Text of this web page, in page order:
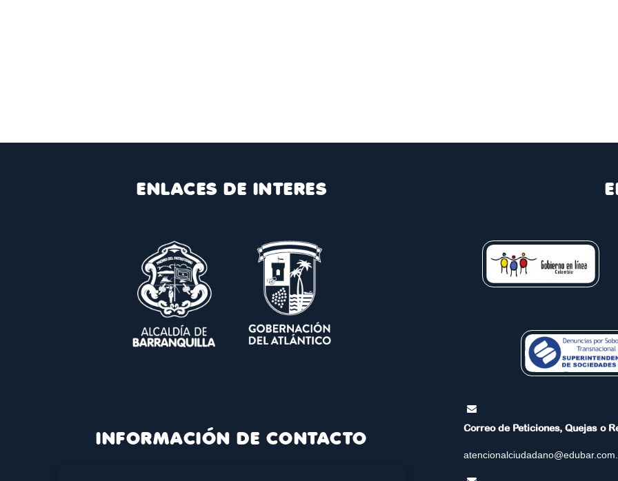
ENLACES DE INTERES
INFORMACIÓN DE CONTACTO
Correo de Peticiones, Quejas o